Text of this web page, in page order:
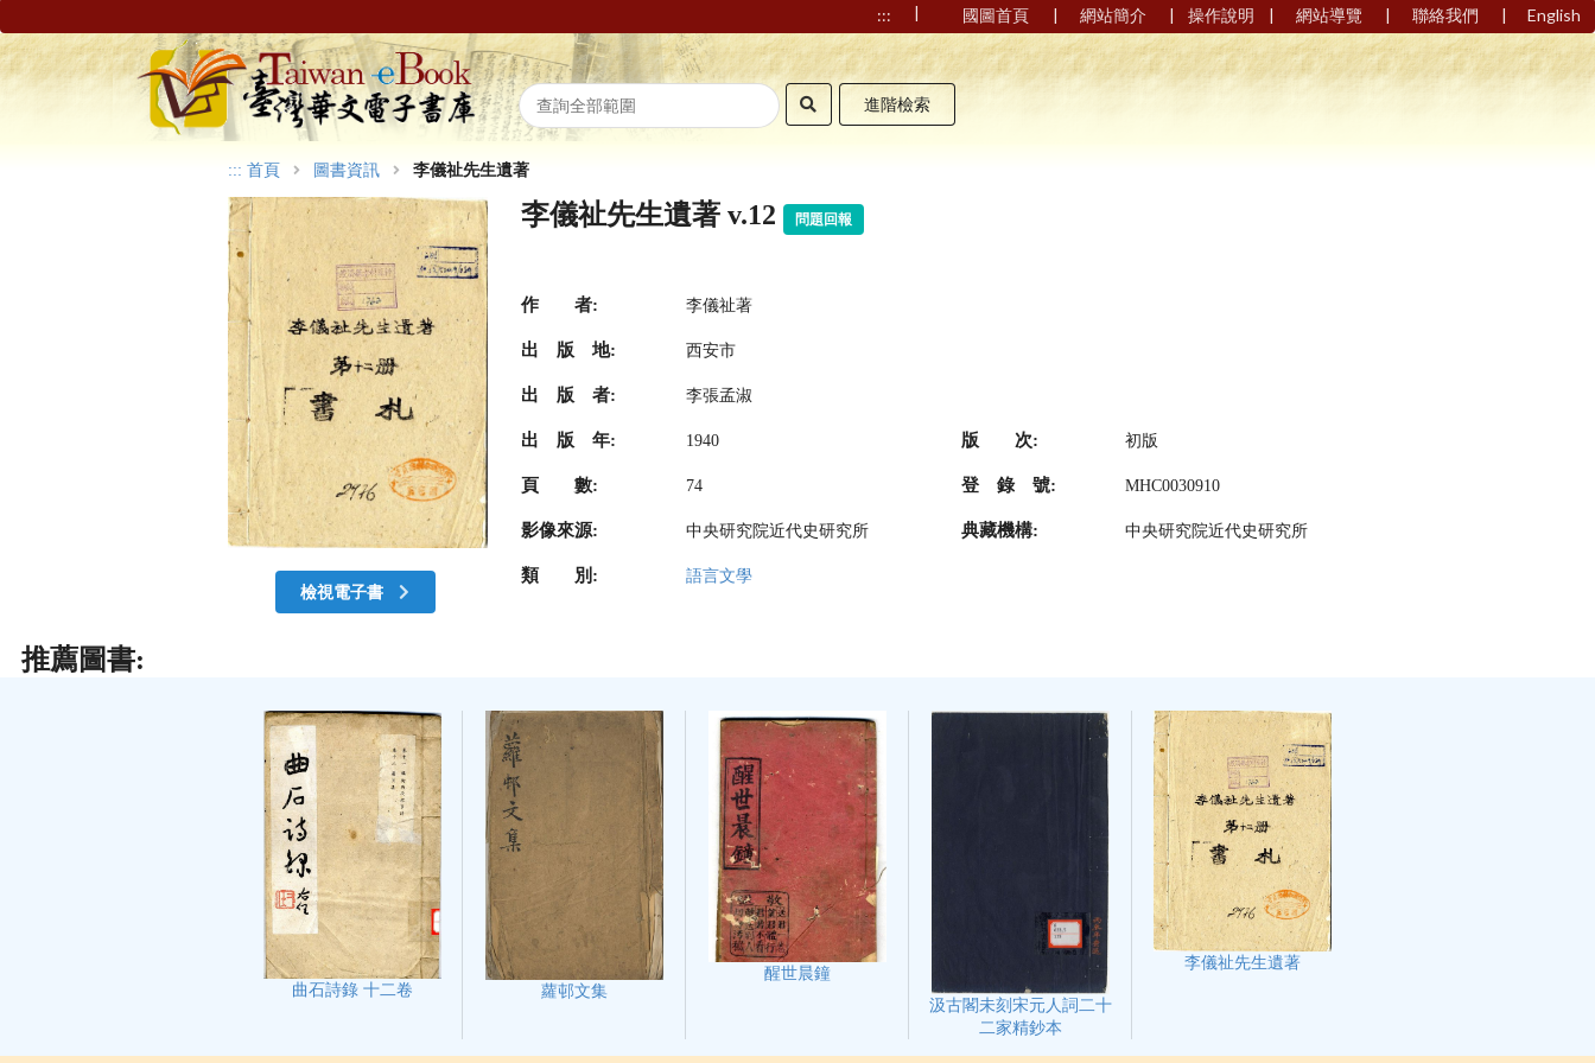
::: | 國圖首頁 | 網站簡介 | 操作說明 | 網站導覽 | 聯絡我們 | English
進階檢索
::: 首頁 圖書資訊 李儀祉先生遺著
檢視電子書
李儀祉先生遺著 v.12 問題回報
作 者: 李儀祉著
出 版 地: 西安市
出 版 者: 李張孟淑
出 版 年: 1940 版 次: 初版
頁 數: 74 登 錄 號: MHC0030910
影像來源: 中央研究院近代史研究所 典藏機構: 中央研究院近代史研究所
類 別: 語言文學
推薦圖書:
曲石詩錄 十二卷 蘿邨文集
醒世晨鐘
汲古閣未刻宋元人詞二十
二家精鈔本
李儀祉先生遺著